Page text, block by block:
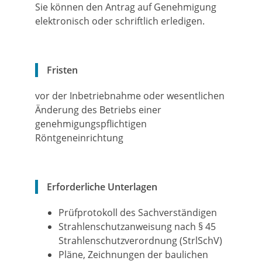
Sie können den Antrag auf Genehmigung
elektronisch oder schriftlich erledigen.
Fristen
vor der Inbetriebnahme oder wesentlichen
Änderung des Betriebs einer
genehmigungspflichtigen
Röntgeneinrichtung
Erforderliche Unterlagen
Prüfprotokoll des Sachverständigen
Strahlenschutzanweisung nach § 45
Strahlenschutzverordnung (StrlSchV)
Pläne, Zeichnungen der baulichen